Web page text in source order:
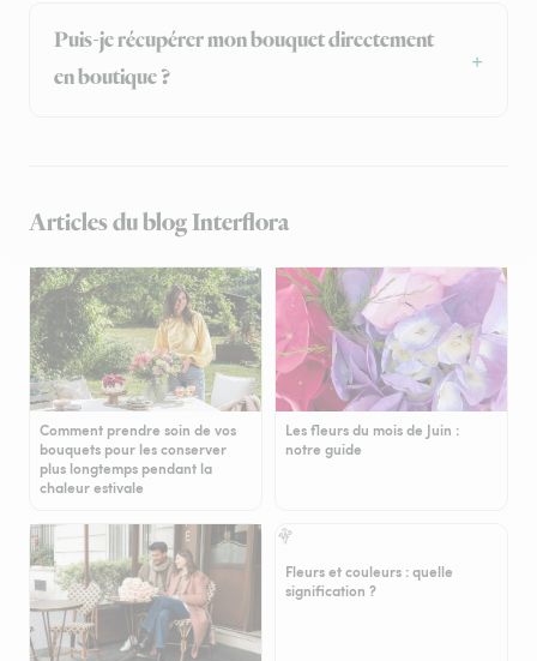
Puis-je récupérer mon bouquet directement
en boutique ?
Articles du blog Interflora
Comment prendre soin de vos
bouquets pour les conserver
plus longtemps pendant la
chaleur estivale
Les fleurs du mois de Juin :
notre guide
Fleurs et couleurs : quelle
signification ?